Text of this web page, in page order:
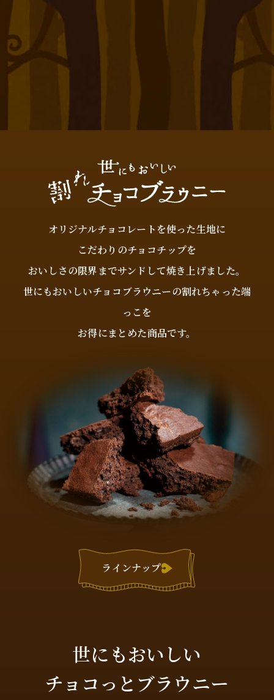
オリジナルチョコレートを使った生地に
こだわりのチョコチップを
おいしさの限界までサンドして焼き上げました。
世にもおいしいチョコブラウニーの割れちゃった端
っこを
お得にまとめた商品です。
ラインナップ
世にもおいしい
チョコっとブラウニー